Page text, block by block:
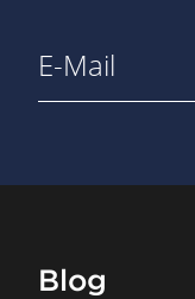
Blog